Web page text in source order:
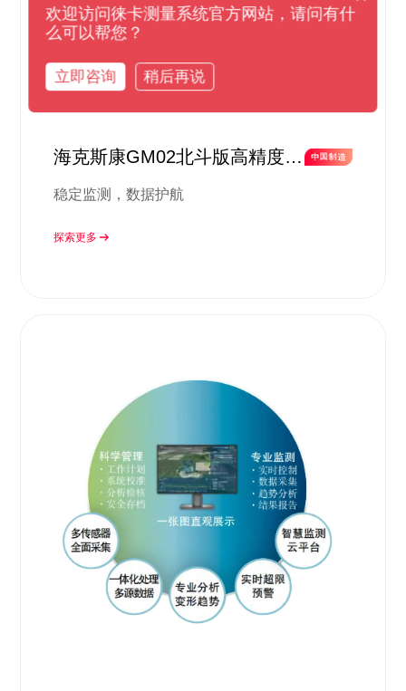
海克斯康GM02北斗版高精度监
稳定监测，数据护航
探索更多
欢迎访问徕卡测量系统官方网站，请问有什
么可以帮您？
立即咨询 稍后再说